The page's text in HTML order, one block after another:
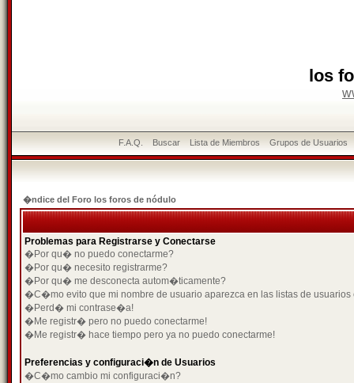
los
F.A.Q. Buscar Lista de Miembros Grupos de Usuarios
�ndice del Foro los foros de nódulo
Problemas para Registrarse y Conectarse
�Por qu� no puedo conectarme?
�Por qu� necesito registrarme?
�Por qu� me desconecta autom�ticamente?
�C�mo evito que mi nombre de usuario aparezca en las listas de usuarios
�Perd� mi contrase�a!
�Me registr� pero no puedo conectarme!
�Me registr� hace tiempo pero ya no puedo conectarme!
Preferencias y configuraci�n de Usuarios
�C�mo cambio mi configuraci�n?